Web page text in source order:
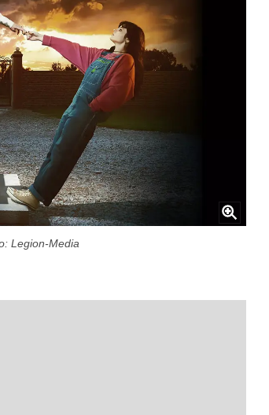
Legion-Media